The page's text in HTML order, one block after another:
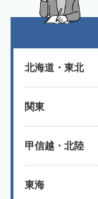
北海道・東北
関東
甲信越・北陸
東海